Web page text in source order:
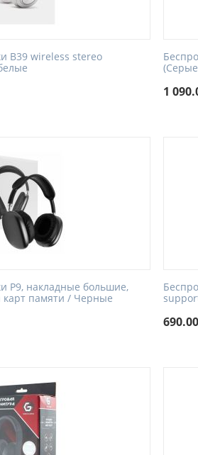
B39 wireless stereo
1
P9, накладные большие,
карт памяти / Черные
690.00